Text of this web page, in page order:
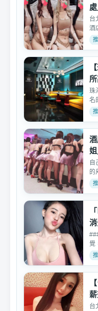
台
酒
作
珠
名
怎
作
自
的
班
覺
方
工
台